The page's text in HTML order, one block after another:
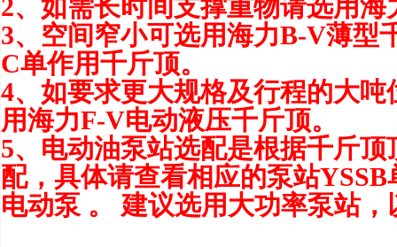
2、如需长时间支撑重物请选用
3、空间窄小可选用海力B-V薄型
C单作用千斤顶。
4、如要求更大规格及行程的大
用海力F-V电动液压千斤顶。
5、电动油泵站选配是根据千斤
配，具体请查看相应的泵站YSSB
电动泵 。 建议选用大功率泵站